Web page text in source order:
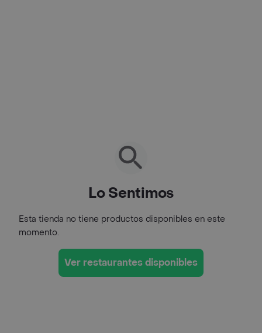
Lo Sentimos
Esta tienda no tiene productos disponibles en este
momento.
Ver restaurantes disponibles